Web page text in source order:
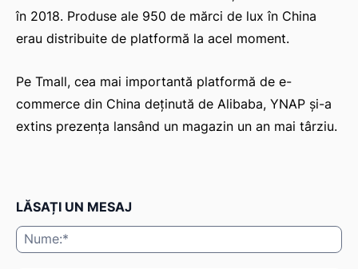
în 2018. Produse ale 950 de mărci de lux în China
erau distribuite de platformă la acel moment.
Pe Tmall, cea mai importantă platformă de e-
commerce din China deținută de Alibaba, YNAP și-a
extins prezența lansând un magazin un an mai târziu.
LĂSAȚI UN MESAJ